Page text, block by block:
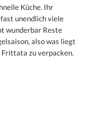
Küche. Ihr
unendlich viele
wunderbar Reste
also was liegt
Frittata zu verpacken.